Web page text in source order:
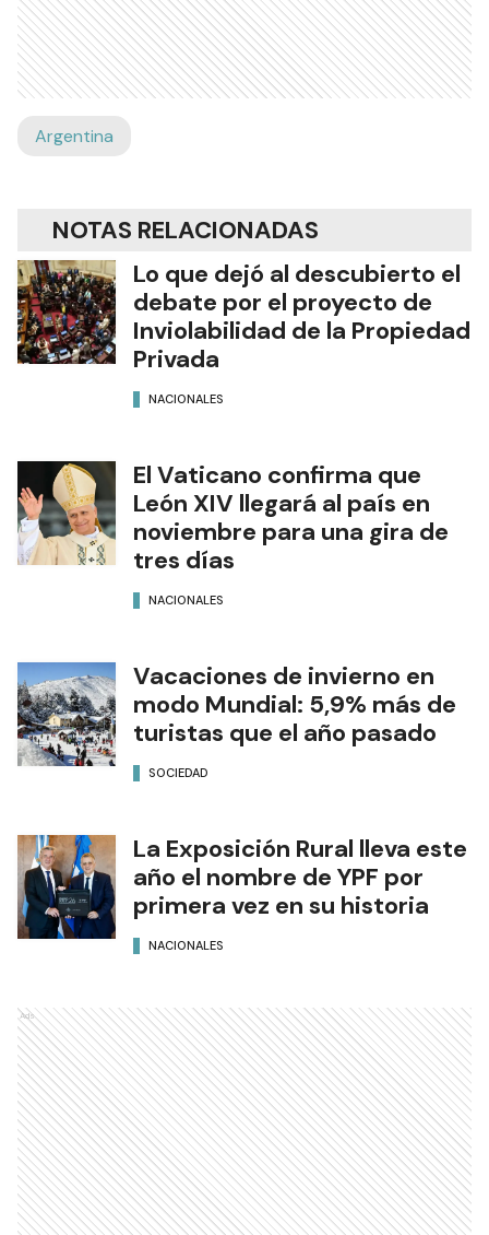
Argentina
NOTAS RELACIONADAS
Lo que dejó al descubierto el
debate por el proyecto de
Inviolabilidad de la Propiedad
Privada
NACIONALES
El Vaticano confirma que
León XIV llegará al país en
noviembre para una gira de
tres días
NACIONALES
Vacaciones de invierno en
modo Mundial: 5,9% más de
turistas que el año pasado
SOCIEDAD
La Exposición Rural lleva este
año el nombre de YPF por
primera vez en su historia
NACIONALES
Ads